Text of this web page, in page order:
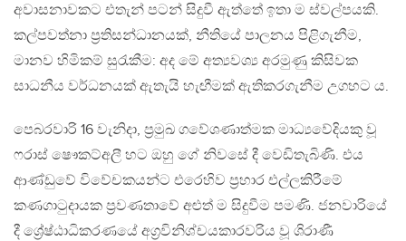
අවාසනාවකට එතැන් පටන් සිදුවී ඇත්තේ ඉතා ම ස්වල්පයකි.
කල්පවත්නා ප‍්‍රතිසන්ධානයක්, නීතියේ පාලනය පිළිගැනීම,
මානව හිමිකම් සුරැකීම: අද මේ අත්‍යවශ්‍ය අරමුණු කිසිවක
සාධනීය වර්ධනයක් ඇතැයි හැඟීමක් ඇතිකරගැනීම උගහට ය.
පෙබරවාරි 16 වැනිදා, ප‍්‍රමුඛ ගවේශණාත්මක මාධ්‍යවේදියකු වූ
ෆරාස් ෂෞකට්අලී හට ඔහු ගේ නිවසේ දී වෙඩිතැබිණි. එය
ආණ්ඩුවේ විවේචකයන්ට එරෙහිව ප‍්‍රහාර එල්ලකිරීමේ
කණගාටුදායක ප‍්‍රවණතාවේ අළුත් ම සිදුවීම පමණි. ජනවාරියේ
දී ශ්‍රේෂ්ඨාධිකරණයේ අග‍්‍රවිනිශ්චයකාරවරිය වූ ශිරාණී